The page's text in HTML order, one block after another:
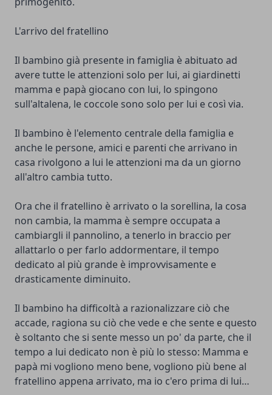
L'arrivo del fratellino
Il bambino già presente in famiglia è abituato ad
avere tutte le attenzioni solo per lui, ai giardinetti
mamma e papà giocano con lui, lo spingono
sull'altalena, le coccole sono solo per lui e così via.
Il bambino è l'elemento centrale della famiglia e
anche le persone, amici e parenti che arrivano in
casa rivolgono a lui le attenzioni ma da un giorno
all'altro cambia tutto.
Ora che il fratellino è arrivato o la sorellina, la cosa
non cambia, la mamma è sempre occupata a
cambiargli il pannolino, a tenerlo in braccio per
allattarlo o per farlo addormentare, il tempo
dedicato al più grande è improvvisamente e
drasticamente diminuito.
Il bambino ha difficoltà a razionalizzare ciò che
accade, ragiona su ciò che vede e che sente e questo
è soltanto che si sente messo un po' da parte, che il
tempo a lui dedicato non è più lo stesso: Mamma e
papà mi vogliono meno bene, vogliono più bene al
fratellino appena arrivato, ma io c'ero prima di lui…